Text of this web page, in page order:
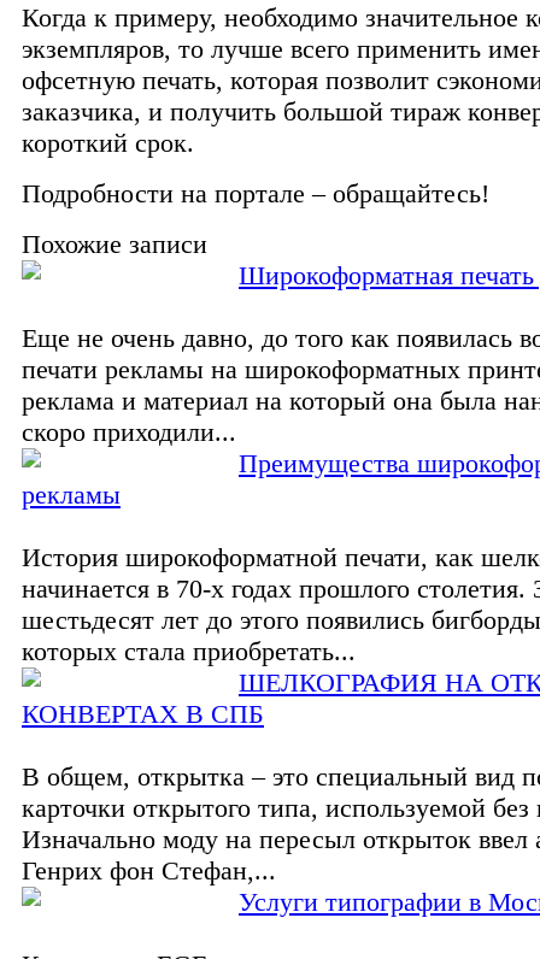
Когда к примеру, необходимо значительное
экземпляров, то лучше всего применить
офсетную печать, которая позволит
заказчика, и получить большой тираж
короткий срок.
Подробности на портале – обращайтесь!
Похожие записи
Широкоформатная
Еще не очень давно, до того как появилась
печати рекламы на широкоформатных
реклама и материал на который она была
скоро приходили...
Преимущества
рекламы
История широкоформатной печати, как
начинается в 70-х годах прошлого столетия.
шестьдесят лет до этого появились
которых стала приобретать...
ШЕЛКОГРАФИЯ НА
КОНВЕРТАХ В СПБ
В общем, открытка – это специальный вид
карточки открытого типа, используемой без
Изначально моду на пересыл открыток ввел
Генрих фон Стефан,...
Услуги типографии в